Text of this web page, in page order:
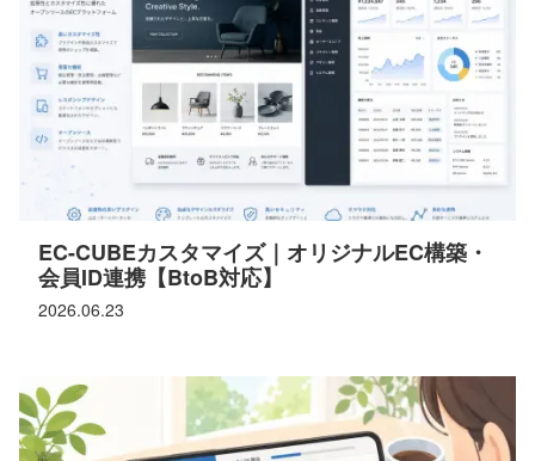
2026.06.23
EC-CUBEカスタマイズ｜オリジナルEC構築・
会員ID連携【BtoB対応】